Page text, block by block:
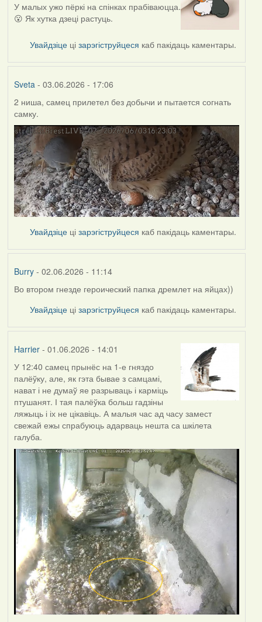
У малых ужо пёркі на спінках прабіваюцца.
😮 Як хутка дзеці растуць.
Увайдзіце цізарэгіструйцеся каб пакідаць каментары.
Sveta- 03.06.2026 - 17:06
2 ниша, самец прилетел без добычи и пытается согнать
самку.
Увайдзіце цізарэгіструйцеся каб пакідаць каментары.
Burry- 02.06.2026 - 11:14
Во втором гнезде героический папка дремлет на яйцах))
Увайдзіце цізарэгіструйцеся каб пакідаць каментары.
Harrier- 01.06.2026 - 14:01
У 12:40 самец прынёс на 1-е гняздо
палёўку, але, як гэта бывае з самцамі,
нават і не думаў яе разрываць і карміць
птушанят. І тая палёўка больш гадзіны
ляжыць і іх не цікавіць. А малыя час ад часу замест
свежай ежы спрабуюць адарваць нешта са шкілета
галуба.